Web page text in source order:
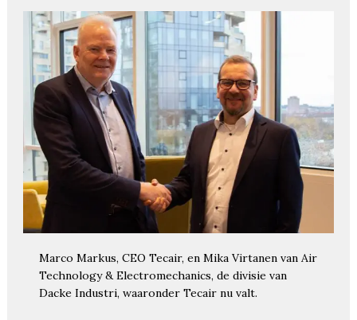
Marco Markus, CEO Tecair, en Mika Virtanen van Air
Technology & Electromechanics, de divisie van
Dacke Industri, waaronder Tecair nu valt.